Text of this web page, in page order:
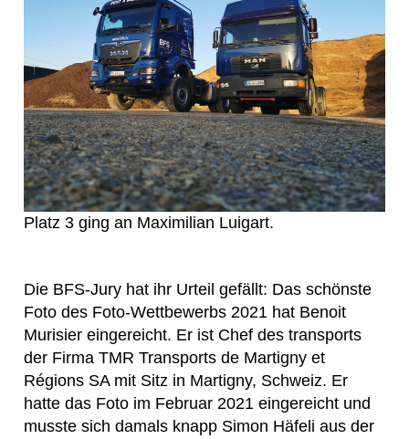
Platz 3 ging an Maximilian Luigart.
Die BFS-Jury hat ihr Urteil gefällt: Das schönste
Foto des Foto-Wettbewerbs 2021 hat Benoit
Murisier eingereicht. Er ist Chef des transports
der Firma TMR Transports de Martigny et
Régions SA mit Sitz in Martigny, Schweiz. Er
hatte das Foto im Februar 2021 eingereicht und
musste sich damals knapp Simon Häfeli aus der